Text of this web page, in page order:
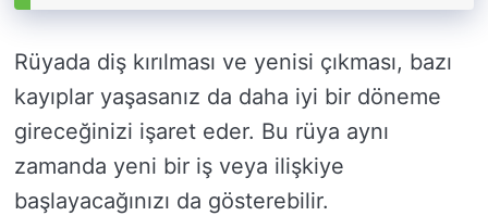
Rüyada diş kırılması ve yenisi çıkması, bazı
kayıplar yaşasanız da daha iyi bir döneme
gireceğinizi işaret eder. Bu rüya aynı
zamanda yeni bir iş veya ilişkiye
başlayacağınızı da gösterebilir.